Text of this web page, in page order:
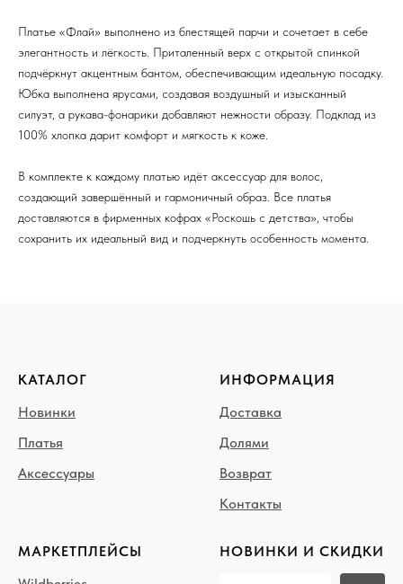
Платье «Флай» выполнено из блестящей парчи и сочетает в себе
элегантность и лёгкость. Приталенный верх с открытой спинкой
подчёркнут акцентным бантом, обеспечивающим идеальную посадку.
Юбка выполнена ярусами, создавая воздушный и изысканный
силуэт, а рукава-фонарики добавляют нежности образу. Подклад из
100% хлопка дарит комфорт и мягкость к коже.
В комплекте к каждому платью идёт аксессуар для волос,
создающий завершённый и гармоничный образ. Все платья
доставляются в фирменных кофрах «Роскошь с детства», чтобы
сохранить их идеальный вид и подчеркнуть особенность момента.
КАТАЛОГ
Новинки
Платья
Аксессуары
ИНФОРМАЦИЯ
Доставка
Долями
Возврат
Контакты
МАРКЕТПЛЕЙСЫ
НОВИНКИ И СКИДКИ